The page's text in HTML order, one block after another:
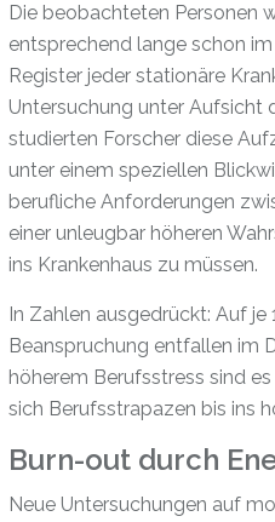
Die beobachteten Personen
entsprechend lange schon
Register jeder stationäre
Untersuchung unter Aufsicht
studierten Forscher diese
unter einem speziellen
berufliche Anforderungen
einer unleugbar höheren
ins Krankenhaus zu müssen.
In Zahlen ausgedrückt: Auf
Beanspruchung entfallen im
höherem Berufsstress sind
sich Berufsstrapazen bis ins
Burn-out durch
Neue Untersuchungen auf